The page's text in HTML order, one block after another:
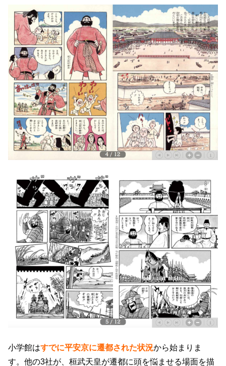
小学館はすでに平安京に遷都された状況から始まりま
す。他の3社が、桓武天皇が遷都に頭を悩ませる場面を描